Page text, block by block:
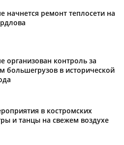
начнется ремонт теплосети на
организован контроль за
большегрузов в исторической
в костромских
и танцы на свежем воздухе